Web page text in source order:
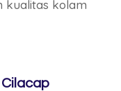
kualitas kolam